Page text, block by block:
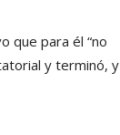
que para él “no
y terminó, y